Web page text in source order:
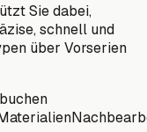
Sie dabei,
schnell und
über Vorserien